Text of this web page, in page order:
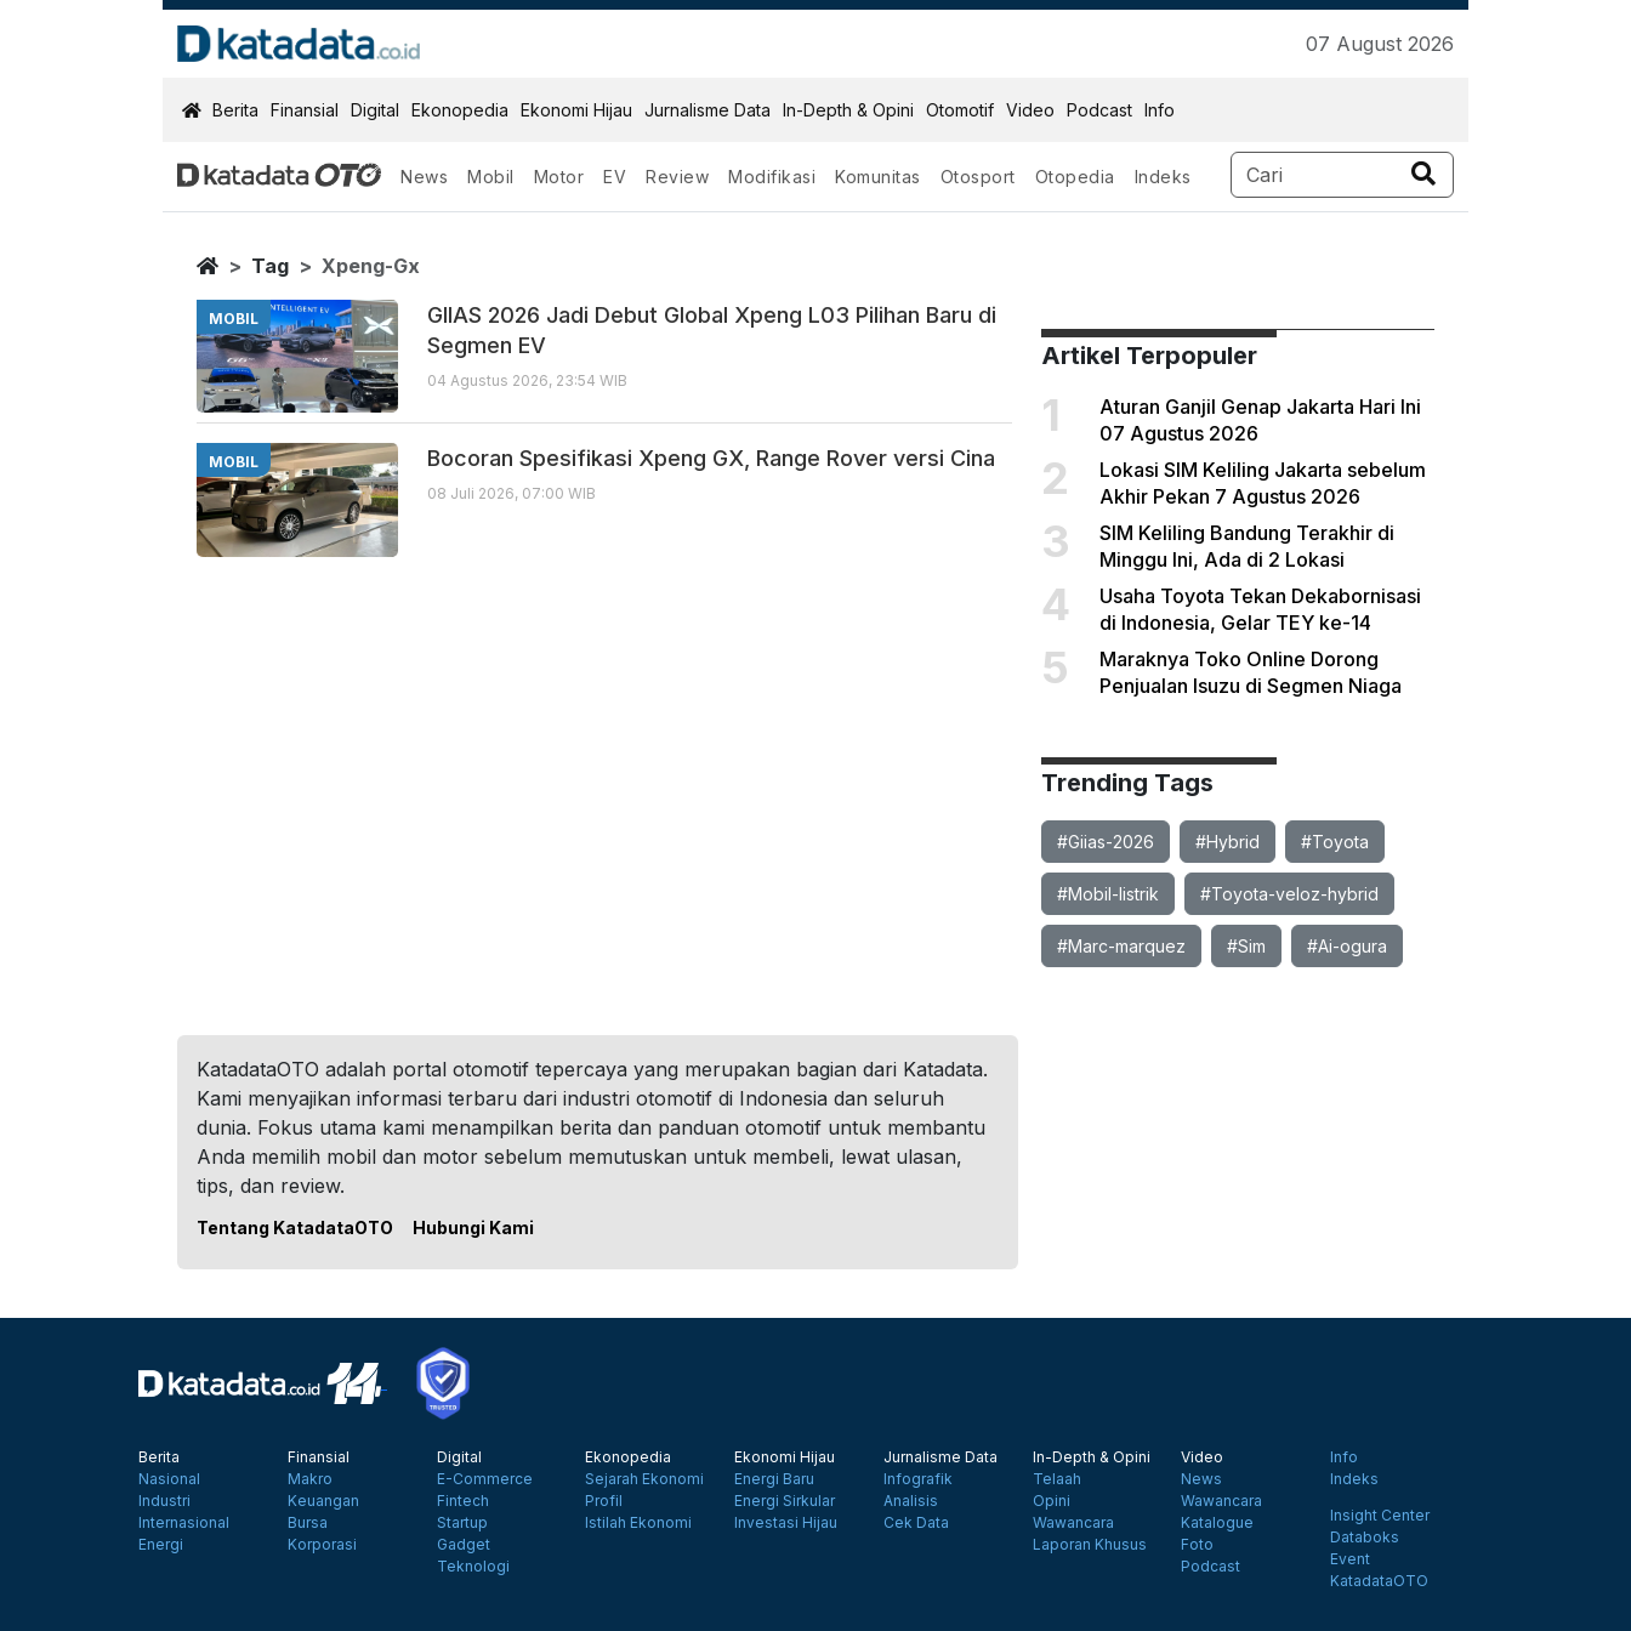
07 August 2026
KatadataOTO
Berita Finansial Digital Ekonopedia Ekonomi Hijau Jurnalisme Data In-Depth & Opini Otomotif Video Podcast Info
News Mobil Motor EV Review Modifikasi Komunitas Otosport Otopedia Indeks
Xpeng Gx
Berita Terbaru
Home
Tag Xpeng-Gx
MOBIL
GIIAS 2026 Jadi Debut Global Xpeng L03 Pilihan Baru di
Segmen EV
04 Agustus 2026, 23:54 WIB
MOBIL Bocoran Spesifikasi Xpeng GX, Range Rover versi Cina
08 Juli 2026, 07:00 WIB
Artikel Terpopuler
1
Aturan Ganjil Genap Jakarta Hari Ini
07 Agustus 2026
2
Lokasi SIM Keliling Jakarta sebelum
Akhir Pekan 7 Agustus 2026
3
SIM Keliling Bandung Terakhir di
Minggu Ini, Ada di 2 Lokasi
4
Usaha Toyota Tekan Dekabornisasi
di Indonesia, Gelar TEY ke-14
5
Maraknya Toko Online Dorong
Penjualan Isuzu di Segmen Niaga
Trending Tags
#Giias-2026 #Hybrid #Toyota
#Mobil-listrik #Toyota-veloz-hybrid
#Marc-marquez #Sim #Ai-ogura
KatadataOTO adalah portal otomotif tepercaya yang merupakan bagian dari Katadata.
Kami menyajikan informasi terbaru dari industri otomotif di Indonesia dan seluruh
dunia. Fokus utama kami menampilkan berita dan panduan otomotif untuk membantu
Anda memilih mobil dan motor sebelum memutuskan untuk membeli, lewat ulasan,
tips, dan review.
Tentang KatadataOTO Hubungi Kami
Berita
Nasional
Industri
Internasional
Energi
Finansial
Makro
Keuangan
Bursa
Korporasi
Digital
E-Commerce
Fintech
Startup
Gadget
Teknologi
Ekonopedia
Sejarah Ekonomi
Profil
Istilah Ekonomi
Ekonomi Hijau
Energi Baru
Energi Sirkular
Investasi Hijau
Jurnalisme Data
Infografik
Analisis
Cek Data
In-Depth & Opini
Telaah
Opini
Wawancara
Laporan Khusus
Video
News
Wawancara
Katalogue
Foto
Podcast
Info
Indeks
Insight Center
Databoks
Event
KatadataOTO